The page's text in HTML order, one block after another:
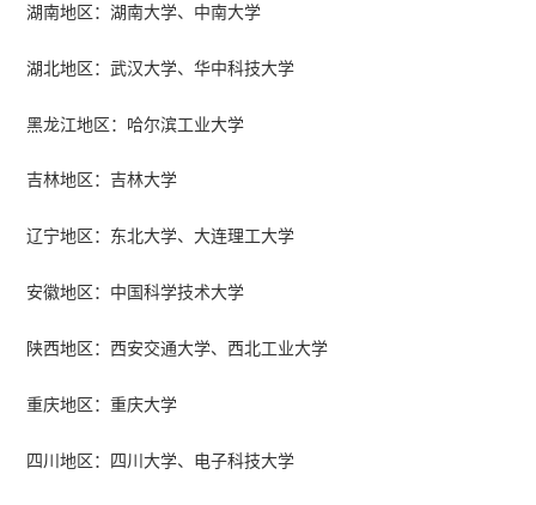
湖南地区：湖南大学、中南大学
湖北地区：武汉大学、华中科技大学
黑龙江地区：哈尔滨工业大学
吉林地区：吉林大学
辽宁地区：东北大学、大连理工大学
安徽地区：中国科学技术大学
陕西地区：西安交通大学、西北工业大学
重庆地区：重庆大学
四川地区：四川大学、电子科技大学